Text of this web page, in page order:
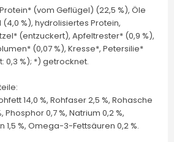
(vom Geflügel) (22,5 %), Öle
%), hydrolisiertes Protein,
(entzuckert), Apfeltrester* (0,9 %),
(0,07 %), Kresse*, Petersilie*
0,3 %); *) getrocknet.
14,0 %, Rohfaser 2,5 %, Rohasche
Phosphor 0,7 %, Natrium 0,2 %,
%, Omega-3-Fettsäuren 0,2 %.